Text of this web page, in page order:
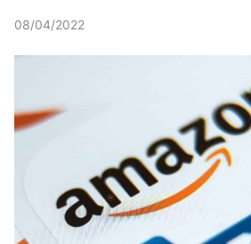
08/04/2022